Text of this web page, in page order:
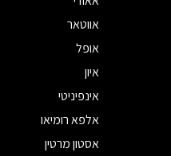
אווטאר
אופל
איון
אינפיניטי
אלפא רומיאו
אסטון מרטין